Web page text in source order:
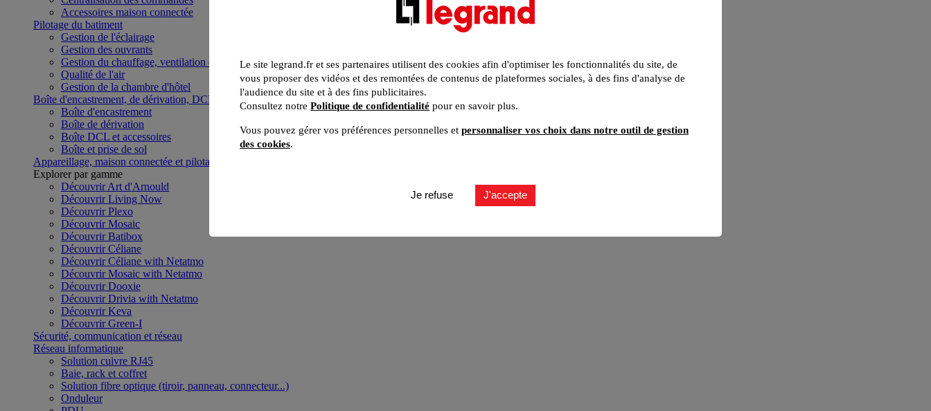
Accessoires maison connectée
Pilotage du batiment
Gestion de l'éclairage
Gestion des ouvrants
Gestion du chauffage, ventilation et climatisation
Qualité de l'air
Gestion de la chambre d'hôtel
Boîte d'encastrement, de dérivation, DCL et boîte de sol
Boîte d'encastrement
Boîte de dérivation
Boîte DCL et accessoires
Boîte et prise de sol
Appareillage, maison connectée et pilotage du bâtiment
Explorer par gamme
Découvrir Art d'Arnould
Découvrir Living Now
Découvrir Plexo
Découvrir Mosaic
Découvrir Batibox
Découvrir Céliane
Découvrir Céliane with Netatmo
Découvrir Mosaic with Netatmo
Découvrir Dooxie
Découvrir Drivia with Netatmo
Découvrir Keva
Découvrir Green-I
Sécurité, communication et réseau
Réseau informatique
Solution cuivre RJ45
Baie, rack et coffret
Solution fibre optique (tiroir, panneau, connecteur...)
Onduleur
Le site legrand.fr et ses partenaires utilisent des cookies afin d'optimiser les fonctionnalités du site, de
vous proposer des vidéos et des remontées de contenus de plateformes sociales, à des fins d'analyse de
l'audience du site et à des fins publicitaires.
Consultez notre Politique de confidentialité pour en savoir plus.
Vous pouvez gérer vos préférences personnelles et personnaliser vos choix dans notre outil de gestion
des cookies.
Je refuse J'accepte